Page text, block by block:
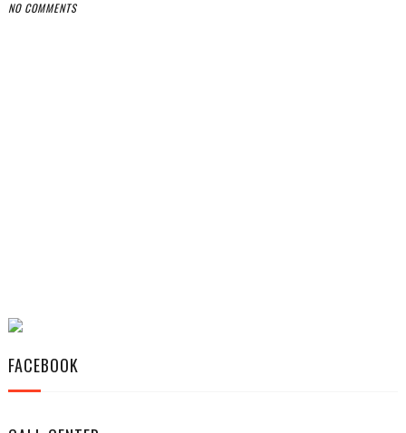
NO COMMENTS
FACEBOOK